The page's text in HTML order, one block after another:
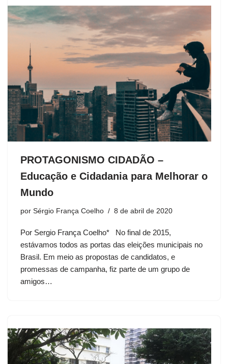
PROTAGONISMO CIDADÃO –
Educação e Cidadania para Melhorar o
Mundo
por Sérgio França Coelho 8 de abril de 2020
Por Sergio França Coelho* No final de 2015,
estávamos todos as portas das eleições municipais no
Brasil. Em meio as propostas de candidatos, e
promessas de campanha, fiz parte de um grupo de
amigos…